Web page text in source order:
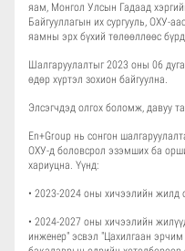
яам, Монгол Улсын Гадаад
Байгууллагын их сургууль, ОХУ-
яамны эрх бүхий төлөөллөөс
Шалгаруулалтыг 2023 оны 06
өдөр хүртэл зохион байгуулна.
Элсэгчдэд олгох боломж, давуу
En+Group нь сонгон
ОХУ-д боловсрол эзэмших ба
хариуцна. Үүнд:
• 2023-2024 оны хичээлийн жилд
• 2024-2027 оны хичээлийн
инженер" эсвэл "Цахилгаан